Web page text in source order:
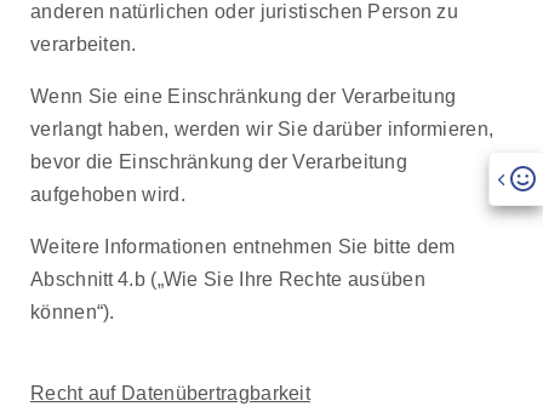
anderen natürlichen oder juristischen Person zu
verarbeiten.
Wenn Sie eine Einschränkung der Verarbeitung
verlangt haben, werden wir Sie darüber informieren,
bevor die Einschränkung der Verarbeitung
aufgehoben wird.
Weitere Informationen entnehmen Sie bitte dem
Abschnitt 4.b („Wie Sie Ihre Rechte ausüben
können“).
Recht auf Datenübertragbarkeit